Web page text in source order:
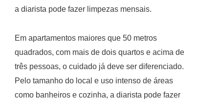
a diarista pode fazer limpezas mensais.
Em apartamentos maiores que 50 metros
quadrados, com mais de dois quartos e acima de
três pessoas, o cuidado já deve ser diferenciado.
Pelo tamanho do local e uso intenso de áreas
como banheiros e cozinha, a diarista pode fazer